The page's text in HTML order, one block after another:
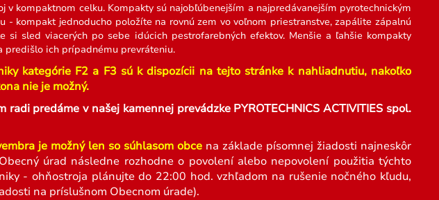
v kompaktnom celku. Kompakty sú najobľúbenejším a najpredávanejším pyrotechnickým
- kompakt jednoducho položíte na rovnú zem vo voľnom priestranstve, zapálite zápalnú
si sled viacerých po sebe idúcich pestrofarebných efektov. Menšie a ľahšie kompakty
predišlo ich prípadnému prevráteniu.
kategórie F2 a F3 sú k dispozícii na tejto stránke k nahliadnutiu, nakoľko
nie je možný.
predáme v našej kamennej prevádzke PYROTECHNICS ACTIVITIES spol.
je možný len so súhlasom obce na základe písomnej žiadosti najneskôr
úrad následne rozhodne o povolení alebo nepovolení použitia týchto
- ohňostroja plánujte do 22:00 hod. vzhľadom na rušenie nočného kľudu,
na príslušnom Obecnom úrade).